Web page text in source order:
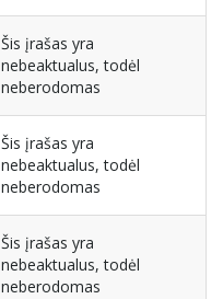
Šis įrašas yra
nebeaktualus, todėl
neberodomas
Šis įrašas yra
nebeaktualus, todėl
neberodomas
Šis įrašas yra
nebeaktualus, todėl
neberodomas